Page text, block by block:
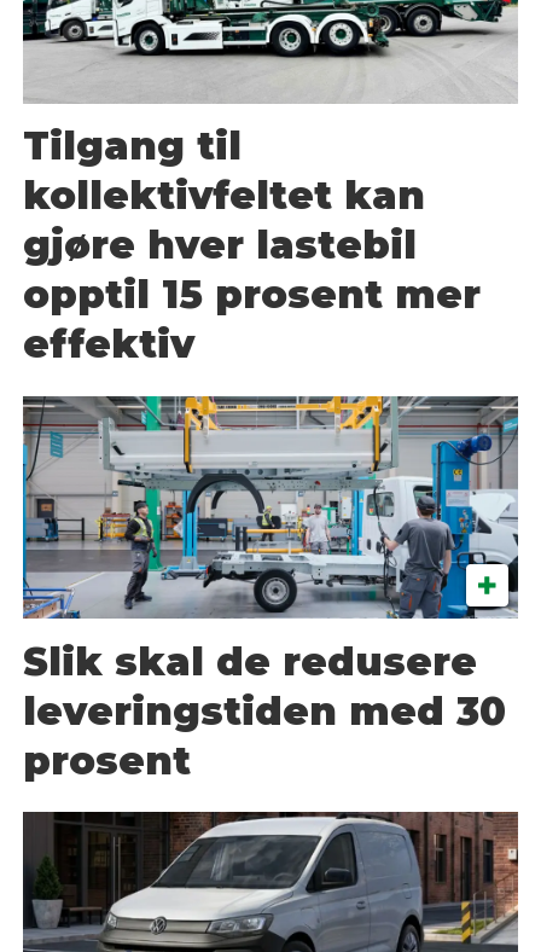
Tilgang til
kollektivfeltet kan
gjøre hver lastebil
opptil 15 prosent mer
effektiv
Slik skal de redusere
leveringstiden med 30
prosent